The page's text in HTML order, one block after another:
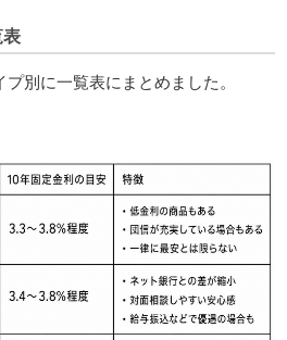
別に一覧表にまとめました。